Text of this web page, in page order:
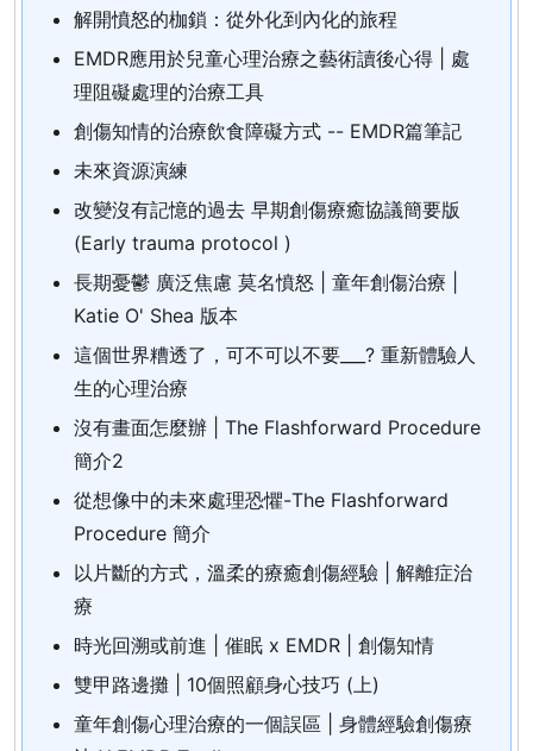
解開憤怒的枷鎖：從外化到內化的旅程
EMDR應用於兒童心理治療之藝術讀後心得 | 處
理阻礙處理的治療工具
創傷知情的治療飲食障礙方式 -- EMDR篇筆記
未來資源演練
改變沒有記憶的過去 早期創傷療癒協議簡要版
(Early trauma protocol )
長期憂鬱 廣泛焦慮 莫名憤怒 | 童年創傷治療 |
Katie O' Shea 版本
這個世界糟透了，可不可以不要___? 重新體驗人
生的心理治療
沒有畫面怎麼辦 | The Flashforward Procedure
簡介2
從想像中的未來處理恐懼-The Flashforward
Procedure 簡介
以片斷的方式，溫柔的療癒創傷經驗 | 解離症治
療
時光回溯或前進 | 催眠 x EMDR | 創傷知情
雙甲路邊攤 | 10個照顧身心技巧 (上)
童年創傷心理治療的一個誤區 | 身體經驗創傷療